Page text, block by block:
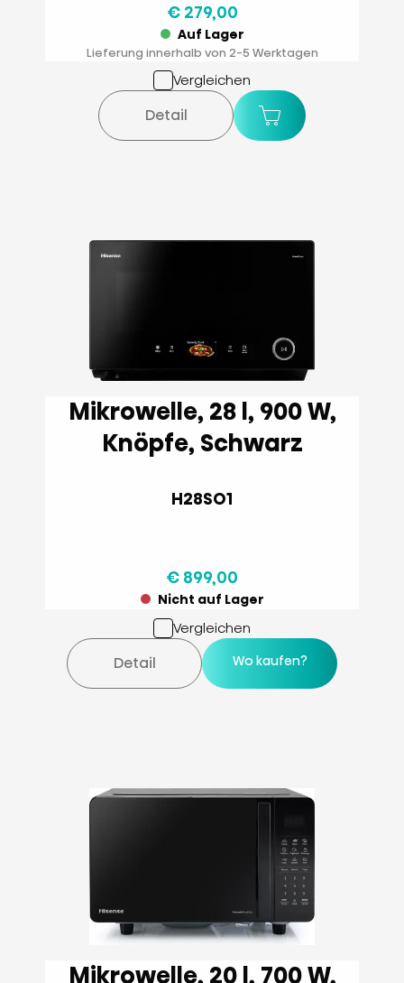
€ 279,00
Auf Lager
Lieferung innerhalb von 2-5 Werktagen
Vergleichen
Detail
Mikrowelle, 28 l, 900 W,
Knöpfe, Schwarz
H28SO1
€ 899,00
Nicht auf Lager
Vergleichen
Detail Wo kaufen?
Mikrowelle, 20 l, 700 W,